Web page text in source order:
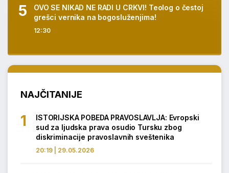
12:30
OVO SE NIKAD NE RADI U CRKVI! Teolog o čestoj
grešci vernika na bogosluženjima!
NAJČITANIJE
20:19 | 29.05.2026
ISTORIJSKA POBEDA PRAVOSLAVLJA: Evropski
sud za ljudska prava osudio Tursku zbog
diskriminacije pravoslavnih sveštenika